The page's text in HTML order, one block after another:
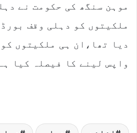
ملکیتوں کو دہلی وقف
دیا تھا،ان ہی ملکیتوں
واپس لینے کا فیصلہ کیا